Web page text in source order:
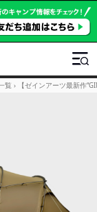
覧 › 【ゼインアーツ最新作